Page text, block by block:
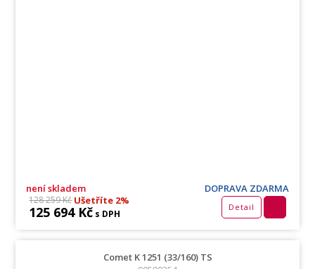
není skladem DOPRAVA ZDARMA
128 259 KčUšetříte 2%
125 694 Kč s DPH
Detail
Comet K 1251 (33/160) TS